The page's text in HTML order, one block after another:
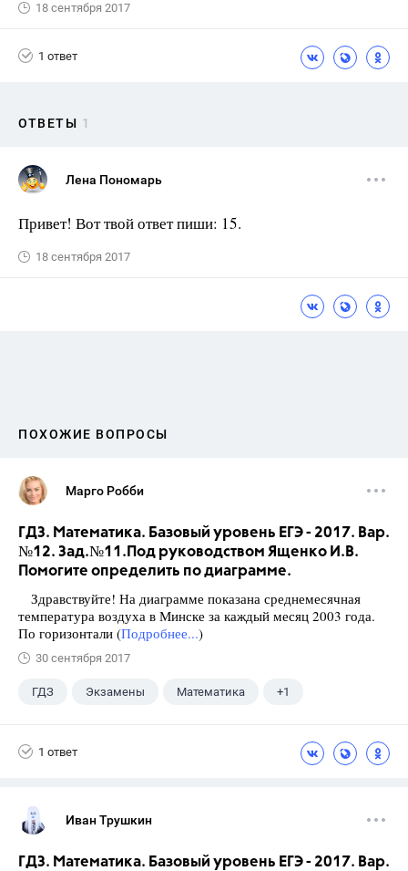
18 сентября 2017
1 ответ
ОТВЕТЫ 1
Лена Пономарь
Привет! Вот твой ответ пиши: 15.
18 сентября 2017
ПОХОЖИЕ ВОПРОСЫ
Марго Робби
ГДЗ. Математика. Базовый уровень ЕГЭ - 2017. Вар.
№12. Зад.№11.Под руководством Ященко И.В.
Помогите определить по диаграмме.
Здравствуйте! На диаграмме показана среднемесячная
температура воздуха в Минске за каждый месяц 2003 года.
По горизонтали (Подробнее...)
30 сентября 2017
ГДЗ Экзамены Математика +1
1 ответ
Иван Трушкин
ГДЗ. Математика. Базовый уровень ЕГЭ - 2017. Вар.